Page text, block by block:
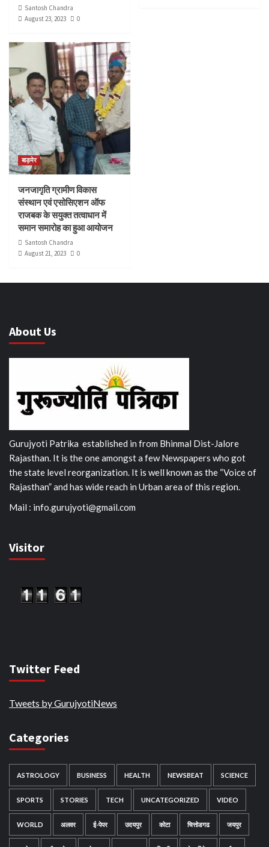
Santosh Chandra
August 23, 2023
0
बाड़मेर
जनजागृति ग्रामीण विकास
संस्थान एवं एसोसिएशन ऑफ
राजबक के सयुक्त तत्वाधान में
समान समारोह का हुआ आयोजन
Santosh Chandra
August 21, 2023
0
About Us
Gurujyoti Patrika established in from Bhinmal Dist-Jalore
Rajasthan. It is the one amongst a few Newspapers who got
the state level reorganization. It is well known as the “Voice of
Rajasthan” and has wide reach in Urban area of this region.
Mail : info.gurujyoti@gmail.com
Visitor
Twitter Feed
Tweets by GurujyotiNews
Categories
ASTROLOGY BUSINESS HEALTH NEWSBEAT SCIENCE
SPORTS STORIES TECH UNCATEGORIZED VIDEO
WORLD अलवर ई-पेपर उदयपुर कोटा चित्तोडगढ जयपुर